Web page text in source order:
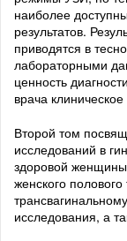
наиболее
результатов.
приводятся в
лабораторными
ценность
врача
Второй том
исследований в
здоровой
женского
исследования, а